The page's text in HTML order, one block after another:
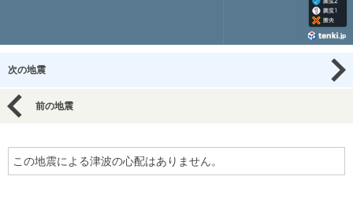
次の地震
前の地震
この地震による津波の心配はありません。